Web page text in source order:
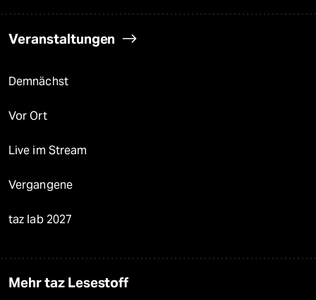
Veranstaltungen
Demnächst
Vor Ort
Live im Stream
Vergangene
taz lab 2027
Mehr taz Lesestoff